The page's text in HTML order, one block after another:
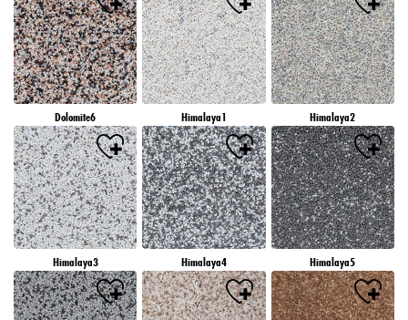
Dolomite6 Himalaya1 Himalaya2
Himalaya3 Himalaya4 Himalaya5